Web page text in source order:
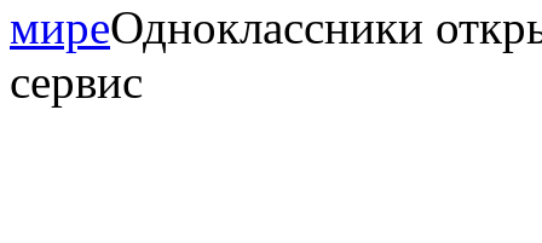
миреОдноклассники
сервис